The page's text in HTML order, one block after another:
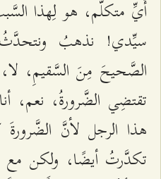
أَيِّ متكلّم، هو لِهذا
سیِّدي! نذهبُ ونتحدَّثُ
الصَّحیحَ مِنَ السَّقیمِ، لا،
تقتضِي الضَّرورةُ، نعم،
هذا الرجل لأنَّ
تكدَّرتُ أیضًا، ولكن